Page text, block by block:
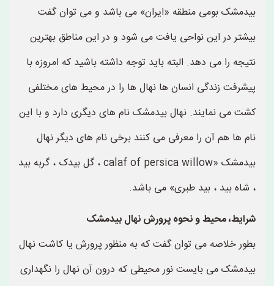
بیدمشک بومی منطقه «ایران» می باشد و می توان گفت
بیشتر در این نواحی یافت می شود و در این مناطق بهترین
نتیجه را می دهد. البته باید توجه داشته باشید که امروزه با
پیشرفت زندگی انسان ها نهال ها را در محیط های مختلفی
کشت می نمایند. نهال بیدمشک نام های دیگری دارد و با این
نام ها هم آن را معرفی می کنند برخی نام های دیگر نهال
بیدمشک «calaf of persica willow ، گل بیدک ، گربه بید
، شاه بید ، بید طبری» می باشد.
شرایط، محیط و نحوه پرورش نهال بیدمشک
بطور خلاصه می توان گفت که به منظور پرورش یا کاشت نهال
بیدمشک می بایست نور محیطی که درون آن نهال را نگهداری